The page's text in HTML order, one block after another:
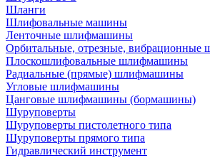
Шланги
Шлифовальные машины
Ленточные шлифмашины
Орбитальные, отрезные,
Плоскошлифовальные шлифмашины
Радиальные (прямые) шлифмашины
Угловые шлифмашины
Цанговые шлифмашины (бормашины)
Шуруповерты
Шуруповерты пистолетного типа
Шуруповерты прямого типа
Гидравлический инструмент